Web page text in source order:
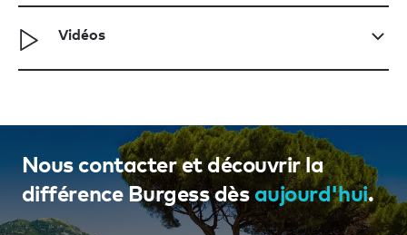
Vidéos
Nous contacter et découvrir la
différence Burgess dès aujourd'hui.